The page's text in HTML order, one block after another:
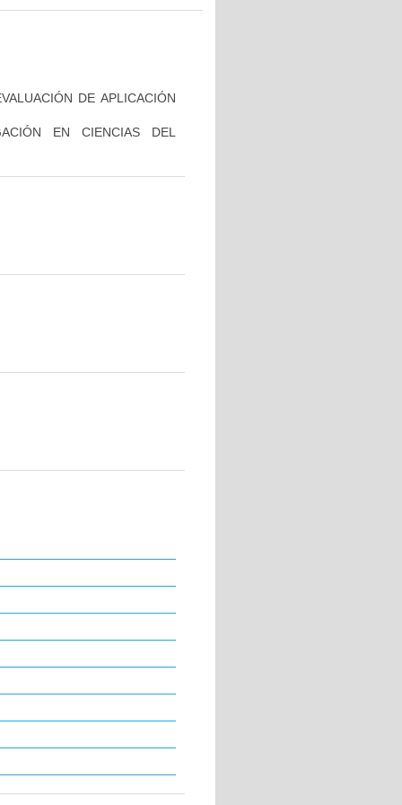
DE APLICACIÓN
EN CIENCIAS DEL